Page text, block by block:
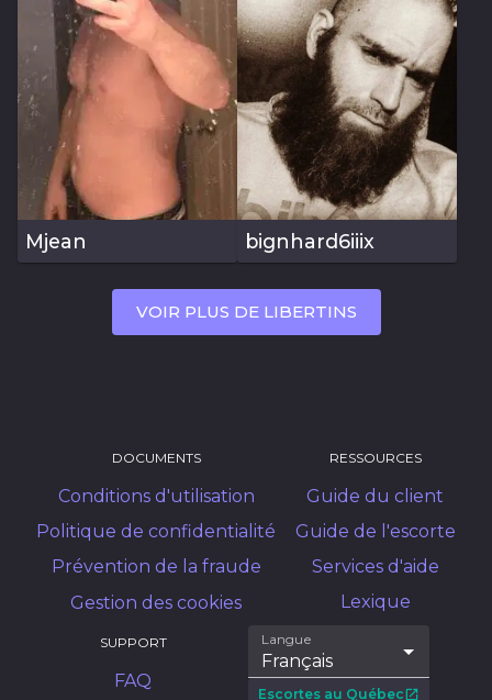
Mjean bignhard6iiix
VOIR PLUS DE LIBERTINS
DOCUMENTS
Conditions d'utilisation
Politique de confidentialité
Prévention de la fraude
Gestion des cookies
RESSOURCES
Guide du client
Guide de l'escorte
Services d'aide
Lexique
SUPPORT
FAQ
Langue
Français
Escortes au Québec